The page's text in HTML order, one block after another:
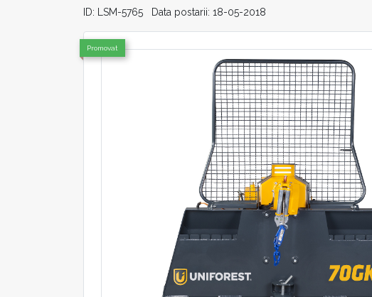
ID: LSM-5765 Data postarii: 18-05-2018
Promovat